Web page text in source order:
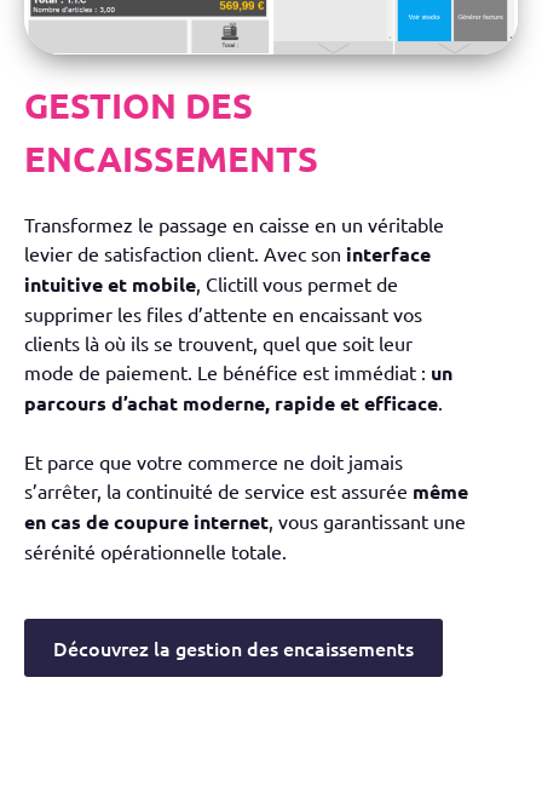
GESTION DES
ENCAISSEMENTS
Transformez le passage en caisse en un véritable
levier de satisfaction client. Avec son interface
intuitive et mobile, Clictill vous permet de
supprimer les files d’attente en encaissant vos
clients là où ils se trouvent, quel que soit leur
mode de paiement. Le bénéfice est immédiat : un
parcours d’achat moderne, rapide et efficace.
Et parce que votre commerce ne doit jamais
s’arrêter, la continuité de service est assurée même
en cas de coupure internet, vous garantissant une
sérénité opérationnelle totale.
Découvrez la gestion des encaissements